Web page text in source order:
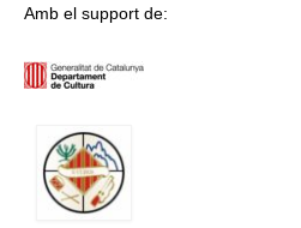
Amb el support de: